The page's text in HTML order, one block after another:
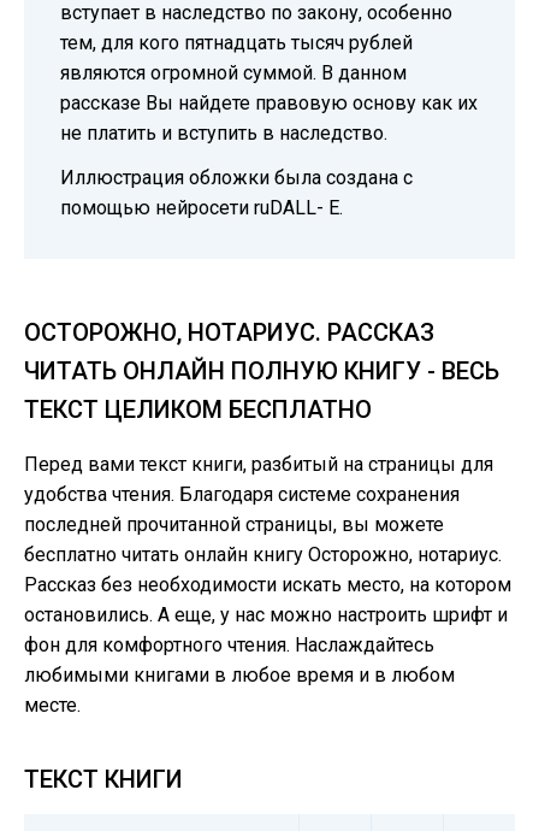
вступает в наследство по закону, особенно
тем, для кого пятнадцать тысяч рублей
являются огромной суммой. В данном
рассказе Вы найдете правовую основу как их
не платить и вступить в наследство.
Иллюстрация обложки была создана с
помощью нейросети ruDALL- E.
ОСТОРОЖНО, НОТАРИУС. РАССКАЗ
ЧИТАТЬ ОНЛАЙН ПОЛНУЮ КНИГУ - ВЕСЬ
ТЕКСТ ЦЕЛИКОМ БЕСПЛАТНО
Перед вами текст книги, разбитый на страницы для
удобства чтения. Благодаря системе сохранения
последней прочитанной страницы, вы можете
бесплатно читать онлайн книгу Осторожно, нотариус.
Рассказ без необходимости искать место, на котором
остановились. А еще, у нас можно настроить шрифт и
фон для комфортного чтения. Наслаждайтесь
любимыми книгами в любое время и в любом
месте.
ТЕКСТ КНИГИ